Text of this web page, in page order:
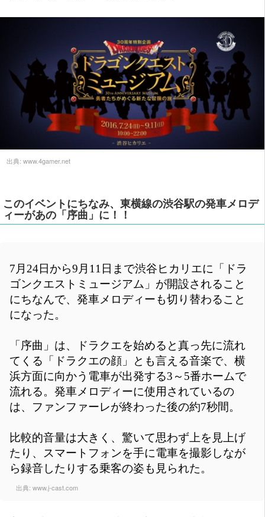
出典: www.4gamer.net
このイベントにちなみ、東横線の渋谷駅の発車メロデ
ィーがあの「序曲」に！！
7月24日から9月11日まで渋谷ヒカリエに「ドラ
ゴンクエストミュージアム」が開設されること
にちなんで、発車メロディーも切り替わること
になった。
「序曲」は、ドラクエを始めると真っ先に流れ
てくる「ドラクエの顔」とも言える音楽で、横
浜方面に向かう電車が出発する3～5番ホームで
流れる。発車メロディーに使用されているの
は、ファンファーレが終わった後の約7秒間。
比較的音量は大きく、驚いて思わず上を見上げ
たり、スマートフォンを手に電車を撮影しなが
ら録音したりする乗客の姿も見られた。
出典: www.j-cast.com